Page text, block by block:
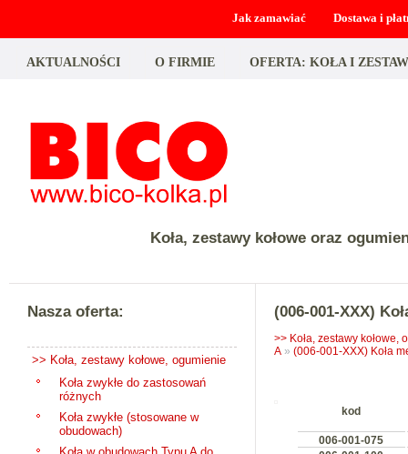
Jak zamawiać Dostawa i
AKTUALNOŚCI O FIRMIE OFERTA: KOŁA I
Koła, zestawy kołowe oraz
Nasza oferta:
>> Koła, zestawy kołowe, ogumienie
Koła zwykłe do zastosowań
różnych
Koła zwykłe (stosowane w
obudowach)
(006-001-XXX)
>> Koła, zestawy kołowe,
A» (006-001-XXX) Koła
kod
006-001-075